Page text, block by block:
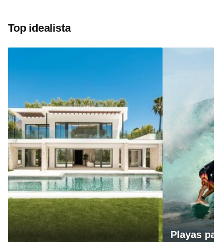
Top idealista
Playas